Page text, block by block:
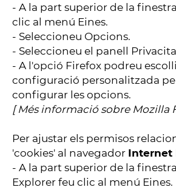
- A la part superior de la
clic al menú Eines.
- Seleccioneu Opcions.
- Seleccioneu el panell
- A l'opció Firefox podreu
configuració personalitzada
configurar les opcions.
[Més informació sobre Mozilla
Per ajustar els permisos
'cookies' al navegador Internet
- A la part superior de la
Explorer feu clic al menú Eines.